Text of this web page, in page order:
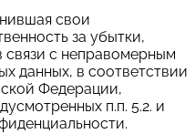
свои
за убытки,
связи с неправомерным
данных, в соответствии
Федерации,
п.п. 5.2. и